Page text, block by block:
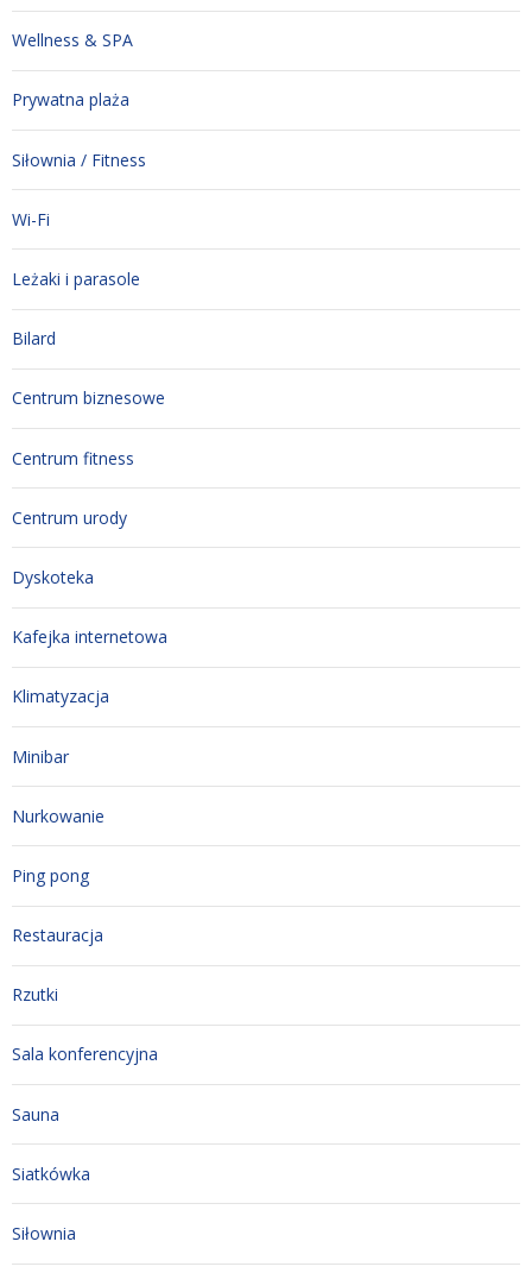
Wellness & SPA
Prywatna plaża
Siłownia / Fitness
Wi-Fi
Leżaki i parasole
Bilard
Centrum biznesowe
Centrum fitness
Centrum urody
Dyskoteka
Kafejka internetowa
Klimatyzacja
Minibar
Nurkowanie
Ping pong
Restauracja
Rzutki
Sala konferencyjna
Sauna
Siatkówka
Siłownia